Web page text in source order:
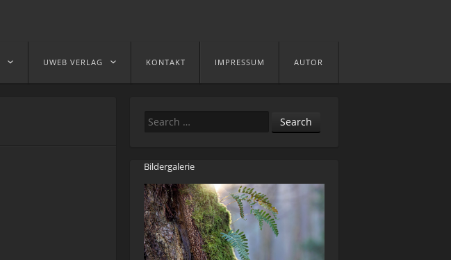
UWEB VERLAG KONTAKT IMPRESSUM AUTOR
Search
Bildergalerie